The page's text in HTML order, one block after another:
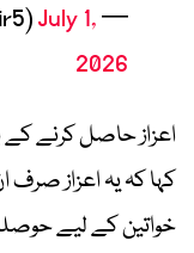
— Nadir Baloch (@BalochNadir5)
July 1,
2026
اعزاز حاصل کرنے
کہا کہ یہ اعزاز صرف
خواتین کے لیے حوصلہ